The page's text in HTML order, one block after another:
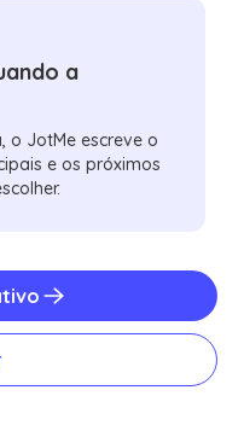
a
o JotMe escreve o
e os próximos